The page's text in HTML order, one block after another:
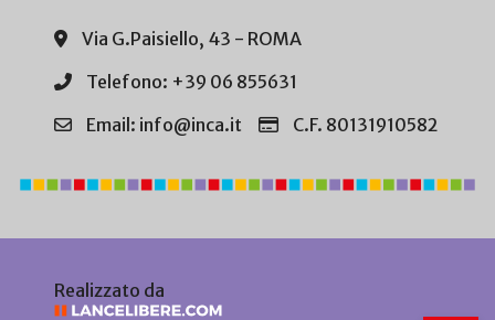
Via G.Paisiello, 43 - ROMA
Telefono: +39 06 855631
Email: info@inca.it
C.F. 80131910582
Realizzato da